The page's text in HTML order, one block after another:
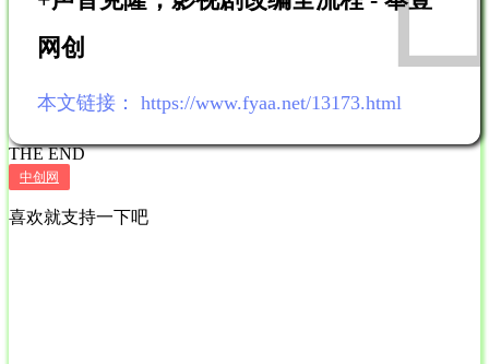
网创
本文链接： https://www.fyaa.net/13173.html
THE END
中创网
喜欢就支持一下吧